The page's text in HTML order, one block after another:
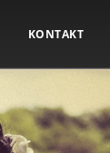
KONTAKT